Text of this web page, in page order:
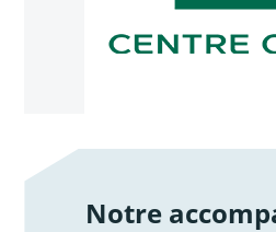
Notre